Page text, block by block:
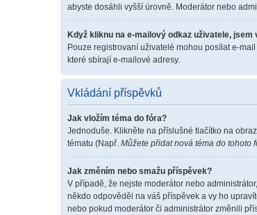
abyste dosáhli vyšší úrovně. Moderátor nebo
Když kliknu na e-mailový odkaz uživatele, jsem
Pouze registrovaní uživatelé mohou posílat e-
které sbírají e-mailové adresy.
Vkládání příspěvků
Jak vložím téma do fóra?
Jednoduše. Klikněte na příslušné tlačítko na
tématu (Např. Můžete přidat nová téma do tohoto
Jak změním nebo smažu příspěvek?
V případě, že nejste moderátor nebo
někdo odpověděl na váš příspěvek a vy ho
nebo pokud moderátor či administrátor změnili